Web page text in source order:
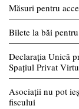
Măsuri pentru
Bilete la băi
Declarația Unică
Spațiul Privat
Asociații nu pot
fiscului